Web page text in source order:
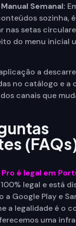
Semanal:
sozinha,
nas setas
do menu inicial
a
no catálogo e a
canais que
é legal em
legal e está
a Google Play e
a legalidade é o
uma